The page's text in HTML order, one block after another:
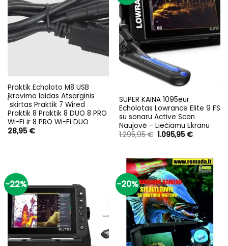
Praktik Echoloto M8 USB
įkrovimo laidas Atsarginis
skirtas Praktik 7 Wired
Praktik 8 Praktik 8 DUO 8 PRO
Wi-Fi ir 8 PRO Wi-Fi DUO
28,95 €
SUPER KAINA 1095eur
Echolotas Lowrance Elite 9 FS
su sonaru Active Scan
Naujovė – Liečiamu Ekranu
1.295,95€ Original
1.095,95 €Current
-22% -20%